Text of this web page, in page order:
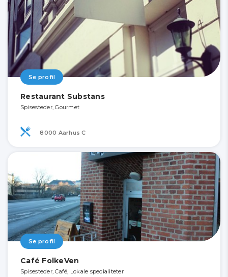
Se profil
Restaurant Substans
Spisesteder, Gourmet
8000 Aarhus C
Se profil
Café FolkeVen
Spisesteder, Café, Lokale specialiteter